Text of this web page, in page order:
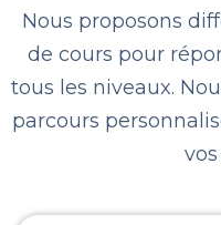
Nous proposons
de cours pour
tous les niveaux.
parcours